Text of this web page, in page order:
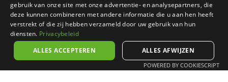
gebruik van onze site met onze advertentie- en analysepartners, die
deze kunnen combineren met andere informatie die u aan hen heeft
verstrekt of die zij hebben verzameld door uw gebruik van hun
diensten. Privacybeleid
ALLES ACCEPTEREN
ALLES AFWIJZEN
POWERED BY COOKIESCRIPT